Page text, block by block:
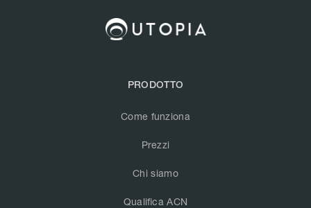
PRODOTTO
Come funziona
Prezzi
Chi siamo
Qualifica ACN